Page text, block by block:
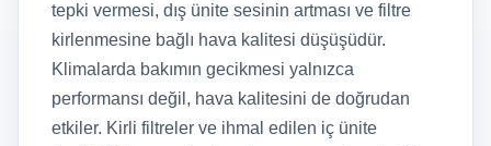
tepki vermesi, dış ünite sesinin artması ve filtre
kirlenmesine bağlı hava kalitesi düşüşüdür.
Klimalarda bakımın gecikmesi yalnızca
performansı değil, hava kalitesini de doğrudan
etkiler. Kirli filtreler ve ihmal edilen iç ünite